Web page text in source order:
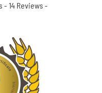
- 14 Reviews -